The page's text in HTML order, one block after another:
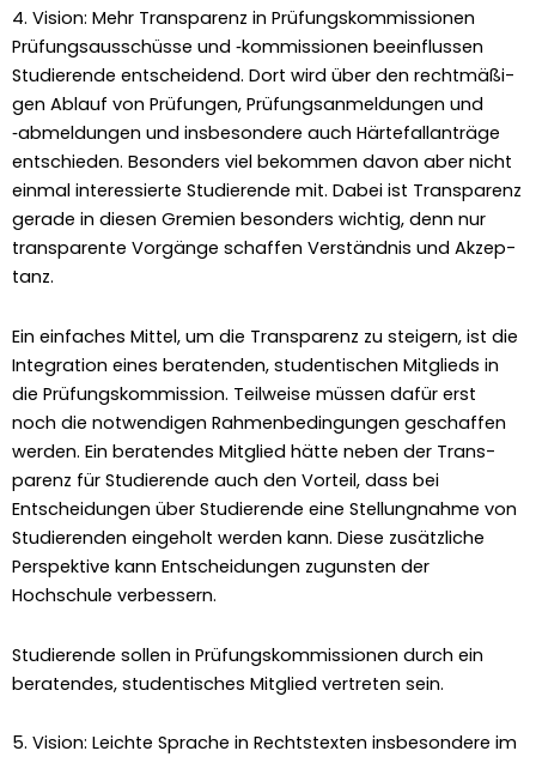
4. Vision: Mehr Transparenz in Prüfungskommissionen
Prü­fungsauss­chüsse und ‑kom­mis­sio­nen bee­in­flussen
Studierende entschei­dend. Dort wird über den recht­mäßi­
gen Ablauf von Prü­fun­gen, Prü­fungsan­mel­dun­gen und
‑abmel­dun­gen und ins­beson­dere auch Härte­fal­lanträge
entsch­ieden. Beson­ders viel bekom­men davon aber nicht
ein­mal inter­essierte Studierende mit. Dabei ist Trans­parenz
ger­ade in diesen Gremien beson­ders wichtig, denn nur
trans­par­ente Vorgänge schaf­fen Ver­ständ­nis und Akzep­
tanz.
Ein ein­fach­es Mit­tel, um die Trans­parenz zu steigern, ist die
Inte­gra­tion eines bera­ten­den, stu­den­tis­chen Mit­glieds in
die Prü­fungskom­mis­sion. Teil­weise müssen dafür erst
noch die notwendi­gen Rah­menbe­din­gun­gen geschaf­fen
wer­den. Ein bera­ten­des Mit­glied hätte neben der Trans­
parenz für Studierende auch den Vorteil, dass bei
Entschei­dun­gen über Studierende eine Stel­lung­nahme von
Studieren­den einge­holt wer­den kann. Diese zusät­zliche
Per­spek­tive kann Entschei­dun­gen zugun­sten der
Hochschule verbessern.
Studierende sollen in Prü­fungskom­mis­sio­nen durch ein
bera­ten­des, stu­den­tis­ches Mit­glied vertreten sein.
5. Vision: Leichte Sprache in Rechtstexten insbesondere im